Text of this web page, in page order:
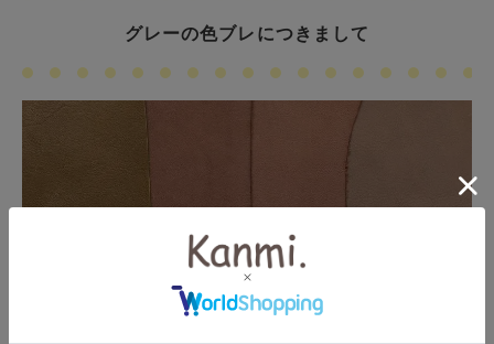
グレーの色ブレにつきまして